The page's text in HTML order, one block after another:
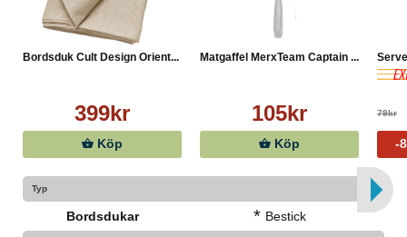
Bordsduk Cult Design Orient...
399kr
Köp
Matgaffel MerxTeam Captain ...
105kr
Köp
79kr
-
Typ
Bordsdukar * Bestick